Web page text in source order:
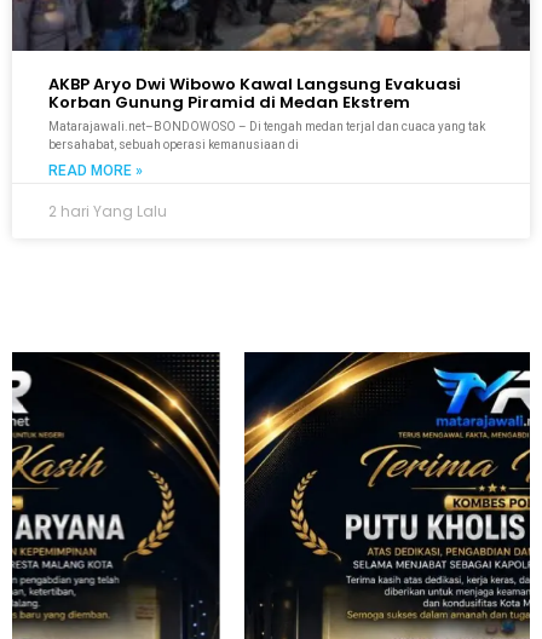
AKBP Aryo Dwi Wibowo Kawal Langsung Evakuasi
Korban Gunung Piramid di Medan Ekstrem
Matarajawali.net–BONDOWOSO – Di tengah medan terjal dan cuaca yang tak
bersahabat, sebuah operasi kemanusiaan di
READ MORE »
2 hari Yang Lalu